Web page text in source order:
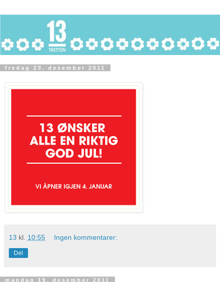
fredag 23. desember 2011
13 kl. 10:55 Ingen kommentarer:
Del
mandag 19. desember 2011